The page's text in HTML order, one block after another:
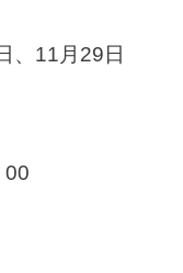
、11月29日